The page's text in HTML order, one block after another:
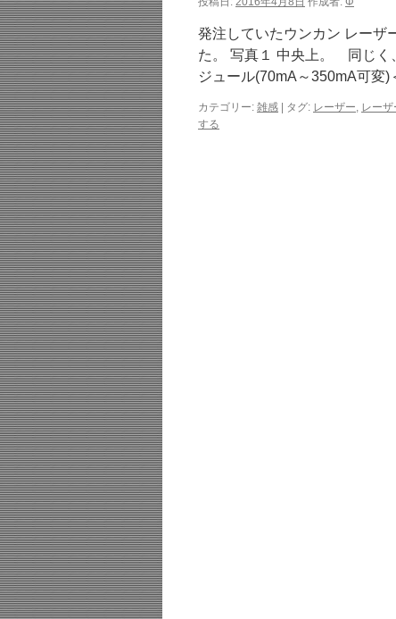
発注していたウンカン レーザ
た。 写真１ 中央上。 同じく
ジュール(70mA～350mA可変
カテゴリー: 雑感 タグ: レーザー, レー
する